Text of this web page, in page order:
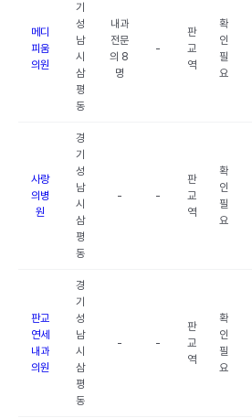
메디
피움
의원
기
성
남
시
삼
평
동
내과
전문
의 8
명
-
판
교
역
확
인
필
요
사랑
의병
원
경
기
성
남
시
삼
평
동
- -
판
교
역
확
인
필
요
판교
연세
내과
의원
경
기
성
남
시
삼
평
동
- -
판
교
역
확
인
필
요